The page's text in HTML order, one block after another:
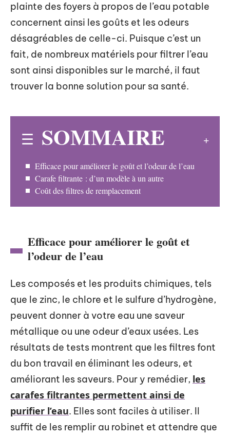
plainte des foyers à propos de l’eau potable
concernent ainsi les goûts et les odeurs
désagréables de celle-ci. Puisque c’est un
fait, de nombreux matériels pour filtrer l’eau
sont ainsi disponibles sur le marché, il faut
trouver la bonne solution pour sa santé.
SOMMAIRE
Efficace pour améliorer le goût et l’odeur de l’eau
Carafe filtrante : d’un modèle à un autre
Coût des filtres de remplacement
Efficace pour améliorer le goût et
l’odeur de l’eau
Les composés et les produits chimiques, tels
que le zinc, le chlore et le sulfure d’hydrogène,
peuvent donner à votre eau une saveur
métallique ou une odeur d’eaux usées. Les
résultats de tests montrent que les filtres font
du bon travail en éliminant les odeurs, et
améliorant les saveurs. Pour y remédier, les
carafes filtrantes permettent ainsi de
purifier l’eau. Elles sont faciles à utiliser. Il
suffit de les remplir au robinet et attendre que